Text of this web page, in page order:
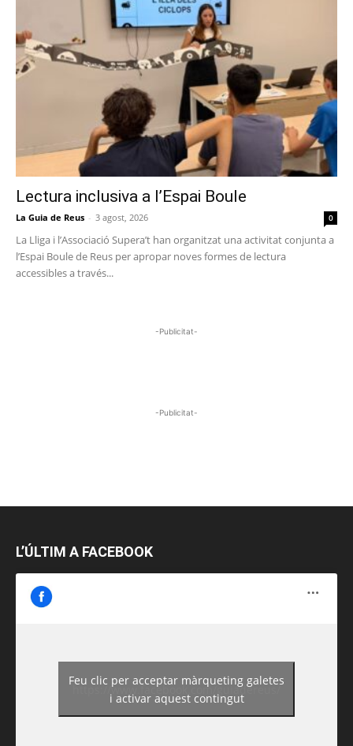
Lectura inclusiva a l’Espai Boule
La Guia de Reus - 3 agost, 2026 0
La Lliga i l’Associació Supera’t han organitzat una activitat conjunta a
l’Espai Boule de Reus per apropar noves formes de lectura
accessibles a través...
-Publicitat-
-Publicitat-
L’ÚLTIM A FACEBOOK
https://www.facebook.com/guiadereus/
Feu clic per acceptar màrqueting galetes
i activar aquest contingut